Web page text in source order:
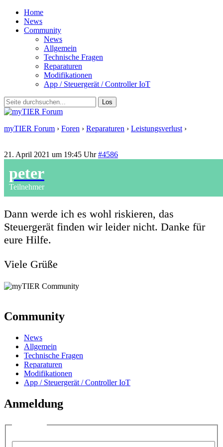
Home
News
Community
News
Allgemein
Technische Fragen
Reparaturen
Modifikationen
App / Steuergerät / Controller IoT
myTIER Forum › Foren › Reparaturen › Leistungsverlust ›
21. April 2021 um 19:45 Uhr #4586
peter
Teilnehmer
Dann werde ich es wohl riskieren, das
Steuergerät finden wir leider nicht. Danke für
eure Hilfe.
Viele Grüße
Community
News
Allgemein
Technische Fragen
Reparaturen
Modifikationen
App / Steuergerät / Controller IoT
Anmeldung